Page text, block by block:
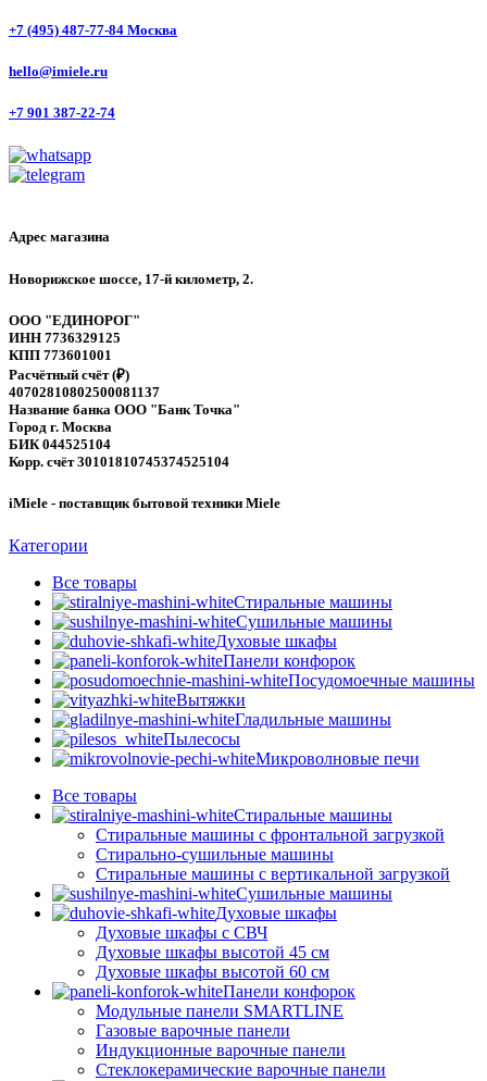
+7 (495) 487-77-84 Москва
hello@imiele.ru
+7 901 387-22-74
Адрес магазина
Новорижское шоссе, 17-й километр, 2.
ООО "ЕДИНОРОГ"
ИНН 7736329125
КПП 773601001
Расчётный счёт (₽)
40702810802500081137
Название банка ООО "Банк Точка"
Город г. Москва
БИК 044525104
Корр. счёт 30101810745374525104
iMiele - поставщик бытовой техники Miele
Категории
Все товары
Стиральные машины
Сушильные машины
Духовые шкафы
Панели конфорок
Посудомоечные машины
Вытяжки
Гладильные машины
Пылесосы
Микроволновые печи
Все товары
Стиральные машины
Стиральные машины с фронтальной загрузкой
Стирально-сушильные машины
Стиральные машины с вертикальной загрузкой
Сушильные машины
Духовые шкафы
Духовые шкафы с СВЧ
Духовые шкафы высотой 45 см
Духовые шкафы высотой 60 см
Панели конфорок
Модульные панели SMARTLINE
Газовые варочные панели
Индукционные варочные панели
Стеклокерамические варочные панели